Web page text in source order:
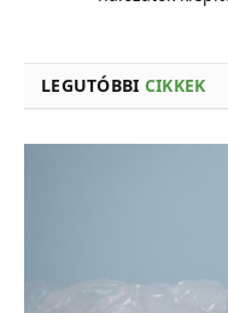
LEGUTÓBBI CIKKEK